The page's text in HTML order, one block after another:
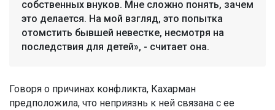
собственных внуков. Мне сложно понять, зачем
это делается. На мой взгляд, это попытка
отомстить бывшей невестке, несмотря на
последствия для детей», - считает она.
Говоря о причинах конфликта, Кахарман
предположила, что неприязнь к ней связана с ее